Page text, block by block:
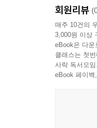
회원리뷰
매주 10건의
3,000원 이상
eBook은 다
클래스는 첫
사락 독서모
eBook 페이